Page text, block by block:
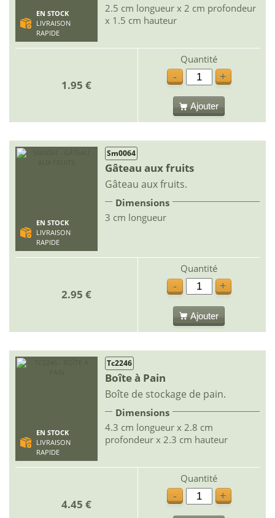
EN STOCK
LIVRAISON
RAPIDE
2.5 cm longueur x 2 cm profondeur
x 1.5 cm hauteur
1.95 €
Quantité
-
+
Ajouter
EN STOCK
LIVRAISON
RAPIDE
Sm0064
Gâteau aux fruits
Gâteau aux fruits.
Dimensions
3 cm longueur
2.95 €
Quantité
-
+
Ajouter
EN STOCK
LIVRAISON
RAPIDE
Tc2246
Boîte à Pain
Boîte de stockage de pain.
Dimensions
4.3 cm longueur x 2.8 cm
profondeur x 2.3 cm hauteur
4.45 €
Quantité
-
+